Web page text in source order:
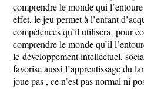
comprendre le monde qui
effet, le jeu permet à l’enfant
compétences qu’il utilisera pour
comprendre le monde qu’il
le développement intellectuel,
favorise aussi l’apprentissage du
joue pas , ce n’est pas normal ni